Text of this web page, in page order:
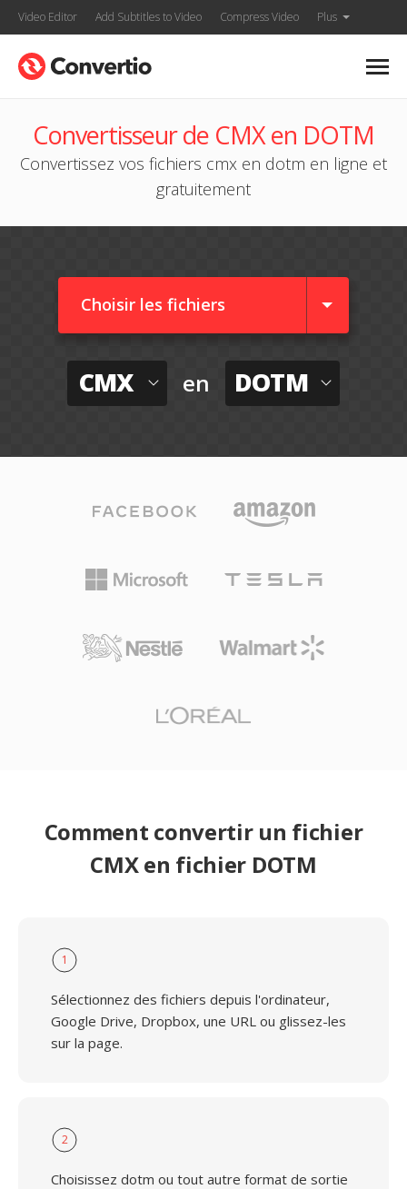
Video Editor Add Subtitles to Video Compress Video Plus
Convertisseur de CMX en DOTM
Convertissez vos fichiers cmx en dotm en ligne et
gratuitement
Choisir les fichiers
CMX en DOTM
Comment convertir un fichier
CMX en fichier DOTM
1
Sélectionnez des fichiers depuis l'ordinateur,
Google Drive, Dropbox, une URL ou glissez-les
sur la page.
2
Choisissez dotm ou tout autre format de sortie